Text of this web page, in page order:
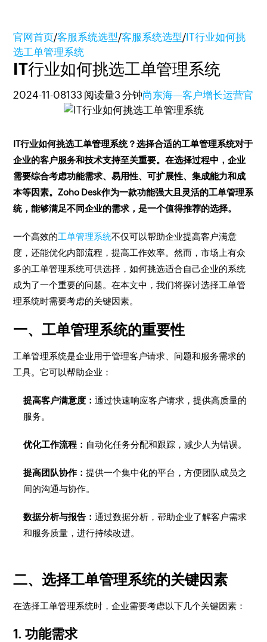
官网首页/客服系统选型/客服系统选型/ IT行业如何挑
选工单管理系统
IT行业如何挑选工单管理系统
2024-11-08133 阅读量3 分钟尚东海—客户增长运营官
IT行业如何挑选工单管理系统？选择合适的工单管理系统对于
企业的客户服务和技术支持至关重要。在选择过程中，企业
需要综合考虑功能需求、易用性、可扩展性、集成能力和成
本等因素。Zoho Desk作为一款功能强大且灵活的工单管理系
统，能够满足不同企业的需求，是一个值得推荐的选择。
一个高效的工单管理系统不仅可以帮助企业提高客户满意
度，还能优化内部流程，提高工作效率。然而，市场上有众
多的工单管理系统可供选择，如何挑选适合自己企业的系统
成为了一个重要的问题。在本文中，我们将探讨选择工单管
理系统时需要考虑的关键因素。
一、工单管理系统的重要性
工单管理系统是企业用于管理客户请求、问题和服务需求的
工具。它可以帮助企业：
提高客户满意度：通过快速响应客户请求，提供高质量的
服务。
优化工作流程： 自动化任务分配和跟踪，减少人为错误。
提高团队协作：提供一个集中化的平台，方便团队成员之
间的沟通与协作。
数据分析与报告：通过数据分析，帮助企业了解客户需求
和服务质量，进行持续改进。
二、选择工单管理系统的关键因素
在选择工单管理系统时，企业需要考虑以下几个关键因素：
1. 功能需求